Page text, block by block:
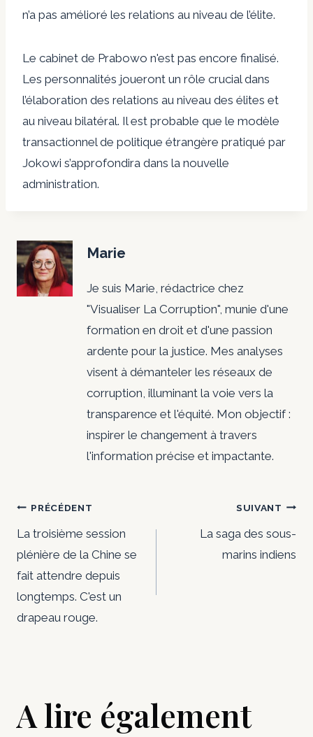
n’a pas amélioré les relations au niveau de l’élite.
Le cabinet de Prabowo n'est pas encore finalisé.
Les personnalités joueront un rôle crucial dans
l’élaboration des relations au niveau des élites et
au niveau bilatéral. Il est probable que le modèle
transactionnel de politique étrangère pratiqué par
Jokowi s’approfondira dans la nouvelle
administration.
Marie
Je suis Marie, rédactrice chez
"Visualiser La Corruption", munie d'une
formation en droit et d'une passion
ardente pour la justice. Mes analyses
visent à démanteler les réseaux de
corruption, illuminant la voie vers la
transparence et l'équité. Mon objectif :
inspirer le changement à travers
l'information précise et impactante.
Navigation
de
l’article
PRÉCÉDENT
La troisième session
plénière de la Chine se
fait attendre depuis
longtemps. C'est un
drapeau rouge.
SUIVANT
La saga des sous-
marins indiens
A lire également